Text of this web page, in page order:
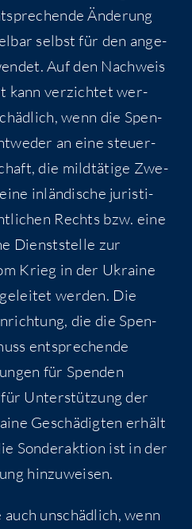
Ände­rung
selbst für den ange­
Auf den Nach­weis
kann ver­zich­tet wer­
wenn die Spen­
an eine steu­er­
die mild­tä­ti­ge Zwe­
inlän­di­sche juris­ti­
Rechts bzw. eine
Dienst­stel­le zur
Krieg in der Ukrai­ne
wer­den. Die
die die Spen­
ent­spre­chen­de
für Spen­den
Unter­stüt­zung der
Geschä­dig­ten erhält
Son­der­ak­ti­on ist in der
hinzuweisen.
auch unschäd­lich, wenn